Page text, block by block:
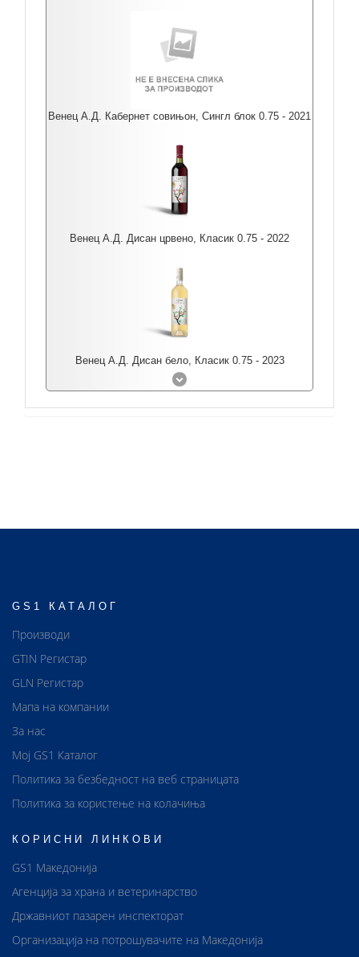
Венец А.Д. Кабернет совињон, Сингл блок 0.75 - 2021
Венец А.Д. Дисан црвено, Класик 0.75 - 2022
Венец А.Д. Дисан бело, Класик 0.75 - 2023
GS1 КАТАЛОГ
Производи
GTIN Регистар
GLN Регистар
Мапа на компании
За нас
Мој GS1 Каталог
Политика за безбедност на веб страницата
Политика за користење на колачиња
КОРИСНИ ЛИНКОВИ
GS1 Македонија
Агенција за храна и ветеринарство
Државниот пазарен инспекторат
Организација на потрошувачите на Македонија